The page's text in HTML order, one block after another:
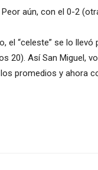
aún, con el 0-2
“celeste” se lo llevó
20). Así San Miguel,
promedios y ahora